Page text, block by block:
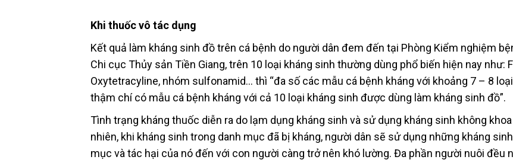
Khi thuốc vô tác dụng
Kết quả làm kháng sinh đồ trên cá bệnh do người dân đem đến tại Phòng Kiểm nghiệm
Chi cục Thủy sản Tiền Giang, trên 10 loại kháng sinh thường dùng phổ biến hiện nay như:
Oxytetracyline, nhóm sulfonamid… thì “đa số các mẫu cá bệnh kháng với khoảng 7 – 8
thậm chí có mẫu cá bệnh kháng với cả 10 loại kháng sinh được dùng làm kháng sinh đồ”.
Tình trạng kháng thuốc diễn ra do lạm dụng kháng sinh và sử dụng kháng sinh không
nhiên, khi kháng sinh trong danh mục đã bị kháng, người dân sẽ sử dụng những kháng
mục và tác hại của nó đến với con người càng trở nên khó lường. Đa phần người nuôi đều